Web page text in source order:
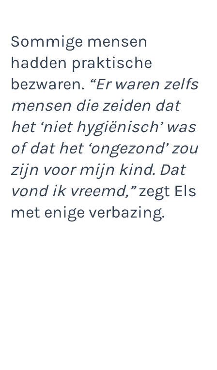
Sommige mensen
hadden praktische
bezwaren. “Er waren zelfs
mensen die zeiden dat
het ‘niet hygiënisch’ was
of dat het ‘ongezond’ zou
zijn voor mijn kind. Dat
vond ik vreemd,”zegt Els
met enige verbazing.